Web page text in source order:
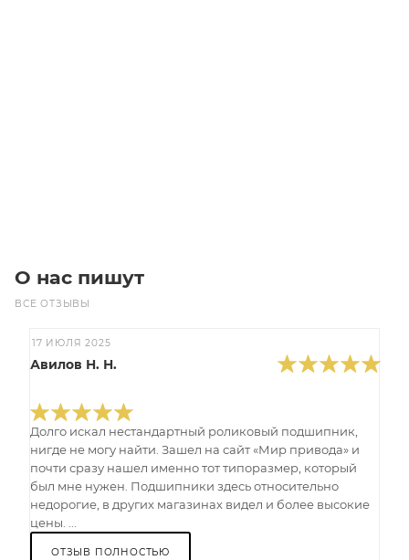
О нас пишут
ВСЕ ОТЗЫВЫ
17 ИЮЛЯ 2025
Авилов Н. Н.
Долго искал нестандартный роликовый подшипник,
нигде не могу найти. Зашел на сайт «Мир привода» и
почти сразу нашел именно тот типоразмер, который
был мне нужен. Подшипники здесь относительно
недорогие, в других магазинах видел и более высокие
цены. ...
ОТЗЫВ ПОЛНОСТЬЮ